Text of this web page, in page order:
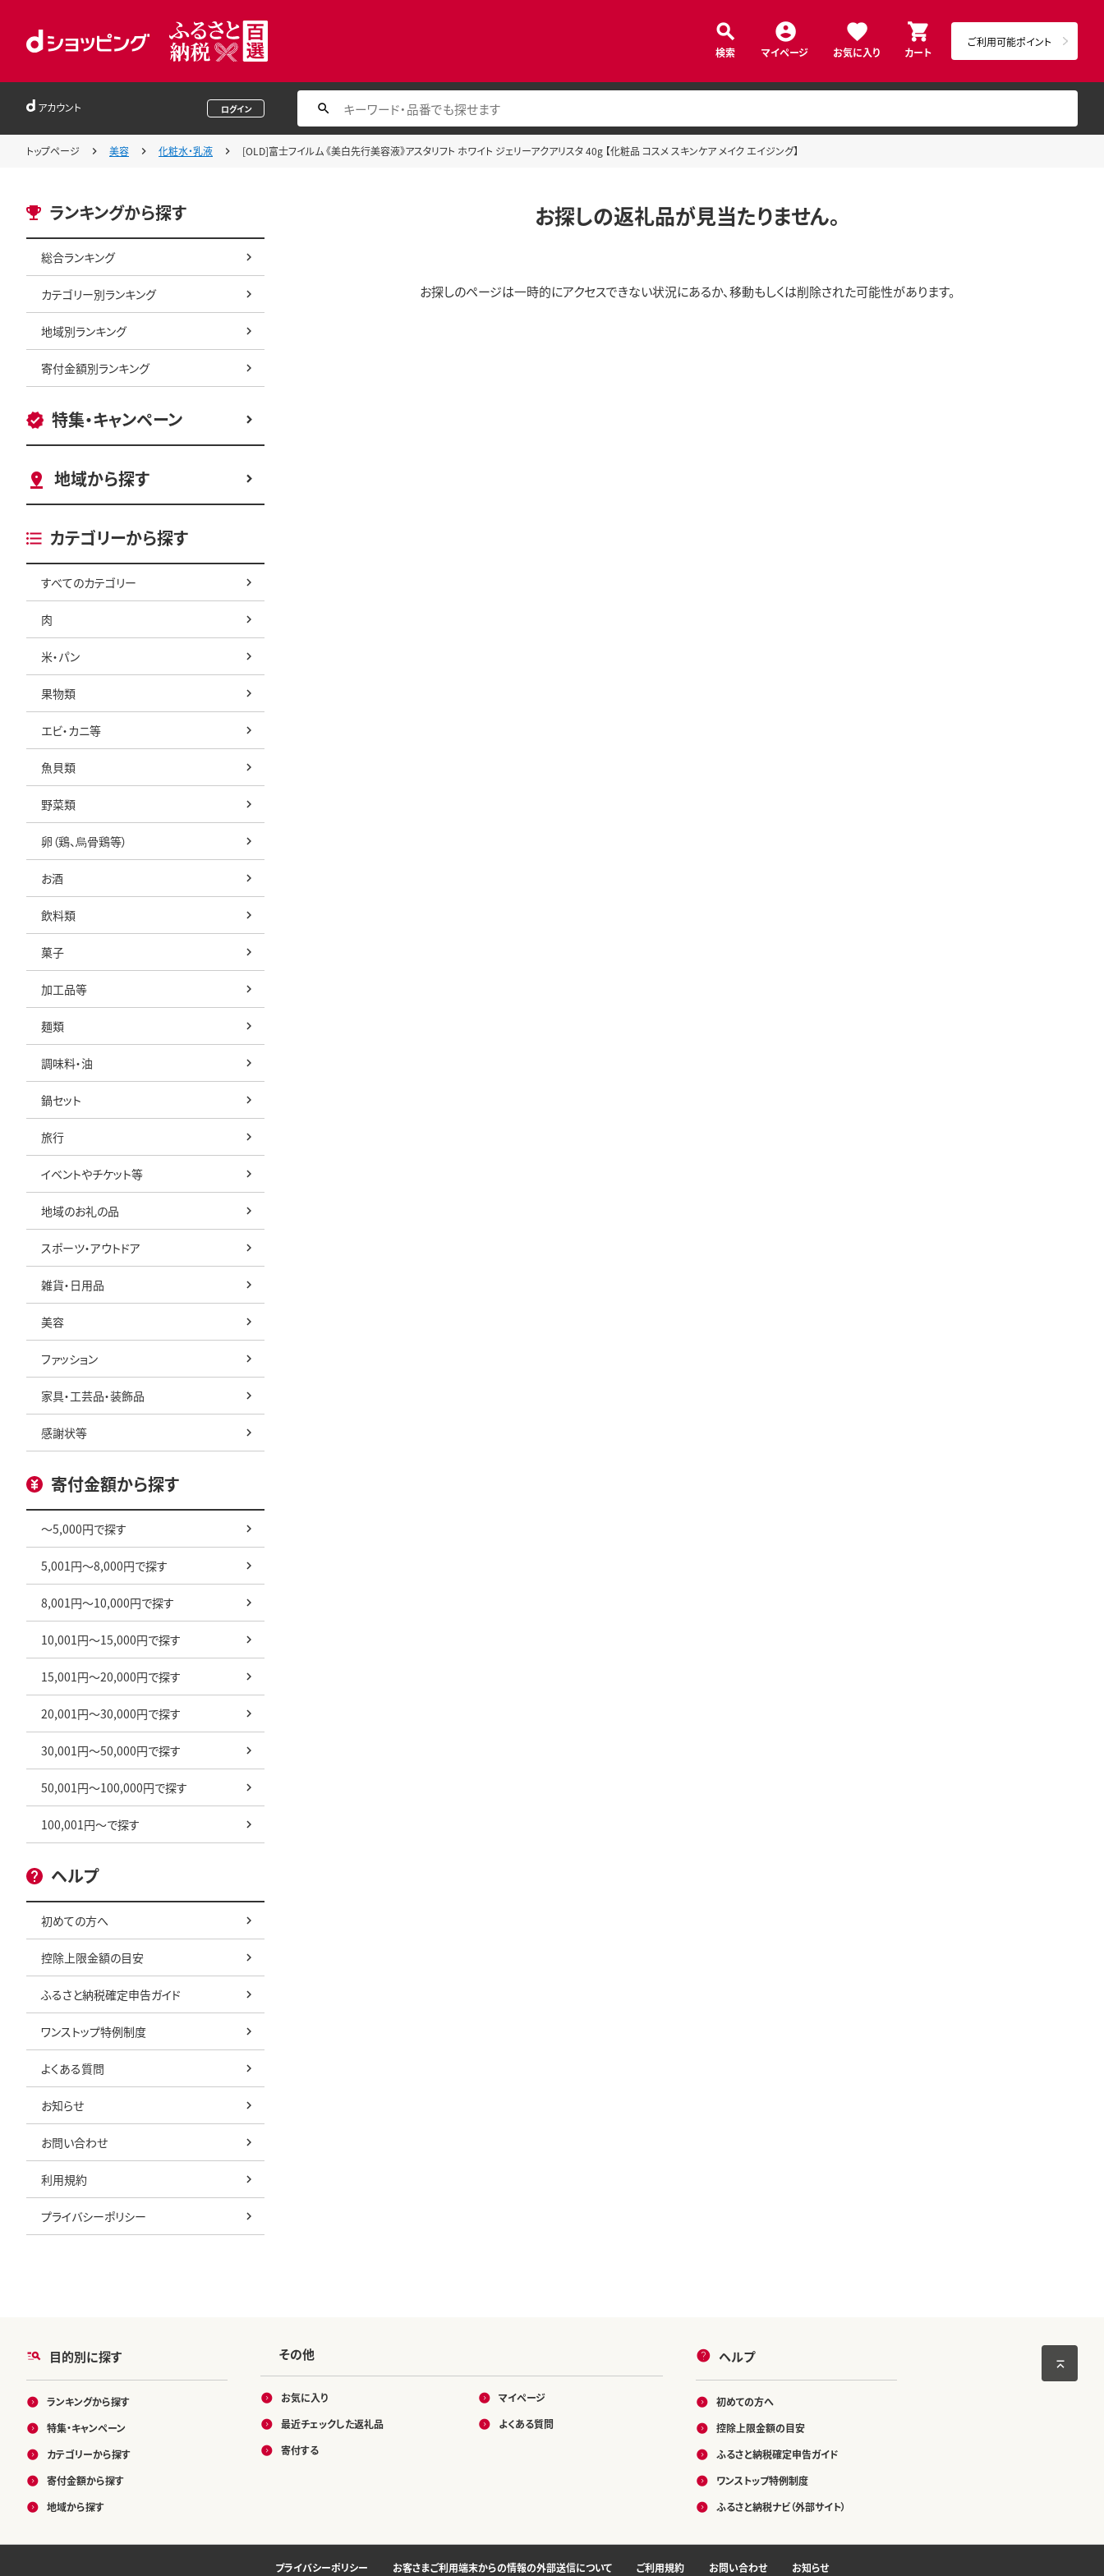
検索 マイページ お気に入り カート
ご利用可能ポイント
アカウント ログイン
トップページ 美容 化粧水・乳液 [OLD]富士フイルム 《美白先行美容液》アスタリフト ホワイト ジェリーアクアリスタ 40g 【化粧品 コスメ スキンケア メイク エイジング】
ランキングから探す
総合ランキング
カテゴリー別ランキング
地域別ランキング
寄付金額別ランキング
特集・キャンペーン
地域から探す
カテゴリーから探す
すべてのカテゴリー
肉
米・パン
果物類
エビ・カニ等
魚貝類
野菜類
卵（鶏、烏骨鶏等）
お酒
飲料類
菓子
加工品等
麺類
調味料・油
鍋セット
旅行
イベントやチケット等
地域のお礼の品
スポーツ・アウトドア
雑貨・日用品
美容
ファッション
家具・工芸品・装飾品
感謝状等
寄付金額から探す
～5,000円で探す
5,001円～8,000円で探す
8,001円～10,000円で探す
10,001円～15,000円で探す
15,001円～20,000円で探す
20,001円～30,000円で探す
30,001円～50,000円で探す
50,001円～100,000円で探す
100,001円～で探す
ヘルプ
初めての方へ
控除上限金額の目安
ふるさと納税確定申告ガイド
ワンストップ特例制度
よくある質問
お知らせ
お問い合わせ
利用規約
プライバシーポリシー
お探しの返礼品が見当たりません。
お探しのページは一時的にアクセスできない状況にあるか、移動もしくは削除された可能性があります。
目的別に探す
ランキングから探す
特集・キャンペーン
カテゴリーから探す
寄付金額から探す
地域から探す
その他
お気に入り
最近チェックした返礼品
寄付する
マイページ
よくある質問
ヘルプ
初めての方へ
控除上限金額の目安
ふるさと納税確定申告ガイド
ワンストップ特例制度
ふるさと納税ナビ（外部サイト）
プライバシーポリシー お客さまご利用端末からの情報の外部送信について ご利用規約 お問い合わせ お知らせ